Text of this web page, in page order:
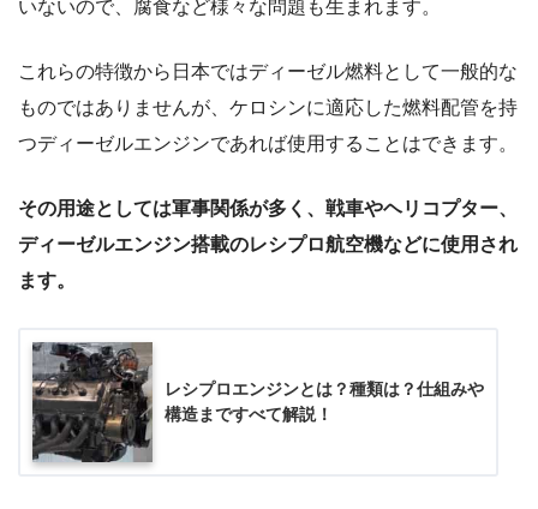
いないので、腐食など様々な問題も生まれます。
これらの特徴から日本ではディーゼル燃料として一般的な
ものではありませんが、ケロシンに適応した燃料配管を持
つディーゼルエンジンであれば使用することはできます。
その用途としては軍事関係が多く、戦車やヘリコプター、
ディーゼルエンジン搭載のレシプロ航空機などに使用され
ます。
レシプロエンジンとは？種類は？仕組みや
構造まですべて解説！